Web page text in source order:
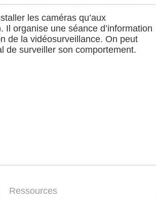
les caméras qu’aux
organise une séance d’information
de la vidéosurveillance. On peut
de surveiller son comportement.
Ressources